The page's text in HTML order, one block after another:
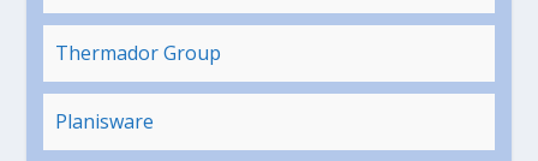
Thermador Group
Planisware